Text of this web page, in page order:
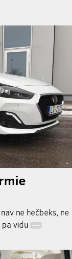
ne hečbeks, ne
vidu …